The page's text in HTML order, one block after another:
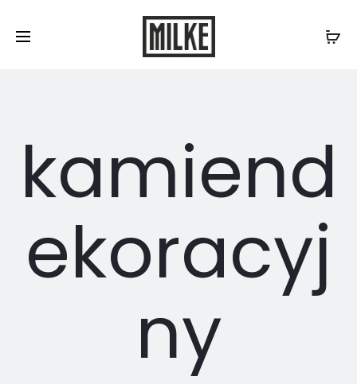
Skontaktuj się z nami:577 507 300
kamiend
ekoracyj
ny